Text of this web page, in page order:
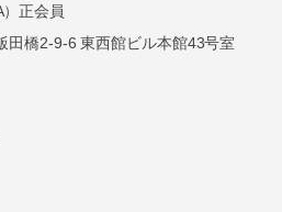
）正会員
田橋2-9-6 東西館ビル本館43号室